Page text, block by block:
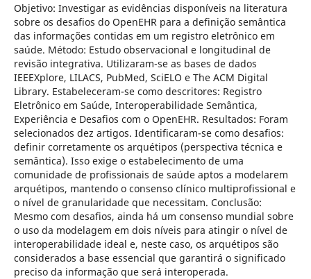
Objetivo: Investigar as evidências disponíveis na literatura
sobre os desafios do OpenEHR para a definição semântica
das informações contidas em um registro eletrônico em
saúde. Método: Estudo observacional e longitudinal de
revisão integrativa. Utilizaram-se as bases de dados
IEEEXplore, LILACS, PubMed, SciELO e The ACM Digital
Library. Estabeleceram-se como descritores: Registro
Eletrônico em Saúde, Interoperabilidade Semântica,
Experiência e Desafios com o OpenEHR. Resultados: Foram
selecionados dez artigos. Identificaram-se como desafios:
definir corretamente os arquétipos (perspectiva técnica e
semântica). Isso exige o estabelecimento de uma
comunidade de profissionais de saúde aptos a modelarem
arquétipos, mantendo o consenso clínico multiprofissional e
o nível de granularidade que necessitam. Conclusão:
Mesmo com desafios, ainda há um consenso mundial sobre
o uso da modelagem em dois níveis para atingir o nível de
interoperabilidade ideal e, neste caso, os arquétipos são
considerados a base essencial que garantirá o significado
preciso da informação que será interoperada.